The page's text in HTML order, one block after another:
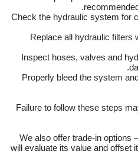
– Check the hydraulic system for
– Replace all hydraulic
– Inspect hoses, valves and
– Properly bleed the system
Failure to follow these steps
We also offer trade-in options
will evaluate its value and offset